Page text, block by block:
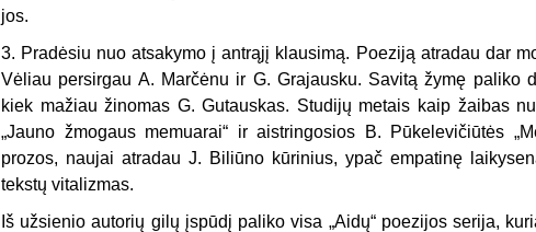
jos.
3. Pradėsiu nuo atsakymo į antrąjį klausimą. Poeziją atradau dar
Vėliau persirgau A. Marčėnu ir G. Grajausku. Savitą žymę paliko
kiek mažiau žinomas G. Gutauskas. Studijų metais kaip žaibas
„Jauno žmogaus memuarai“ ir aistringosios B. Pūkelevičiūtės
prozos, naujai atradau J. Biliūno kūrinius, ypač empatinę
tekstų vitalizmas.
Iš užsienio autorių gilų įspūdį paliko visa „Aidų“ poezijos serija,